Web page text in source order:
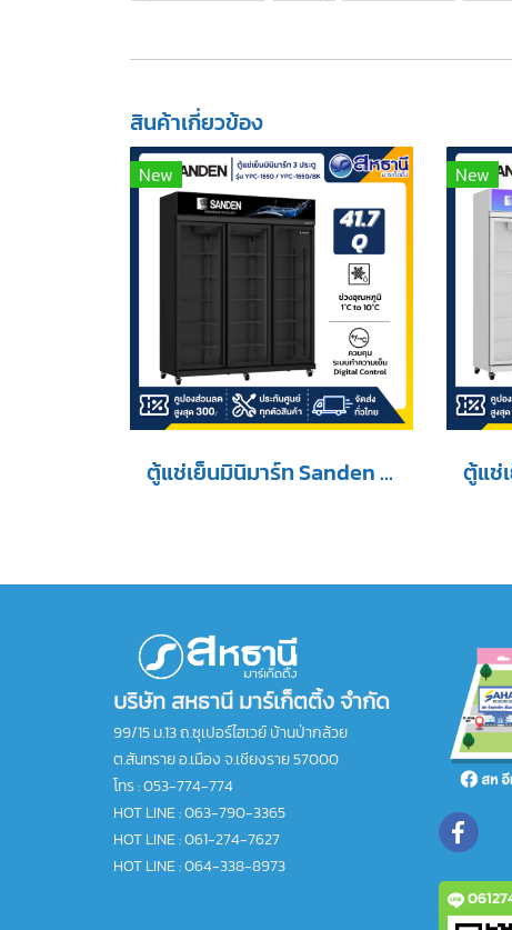
สินค้าเกี่ยวข้อง
New
ตู้แช่เย็นมินิมาร์ท Sanden 3 ประตู รุ่น YPC-1650 / YPC-1650/BK ขนาด 41.7Q สีดำ
New
บริษัท สหธานี มาร์เก็ตติ้ง จำกัด
99/15 ม.13 ถ.ซุเปอร์ไฮเวย์ บ้านป่ากล้วย
ต.สันทราย อ.เมือง จ.เชียงราย 57000
โทร :053-774-774
HOT LINE : 063-790-3365
HOT LINE : 061-274-7627
HOT LINE : 064-338-8973